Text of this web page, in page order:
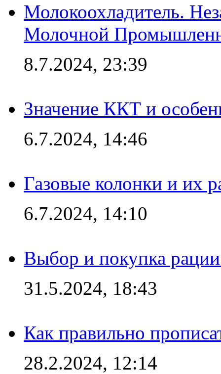
Молокоохладитель.
Молочной
8.7.2024, 23:39
Значение ККТ и
6.7.2024, 14:46
Газовые колонки и их
6.7.2024, 14:10
Выбор и покупка
31.5.2024, 18:43
Как правильно
28.2.2024, 12:14